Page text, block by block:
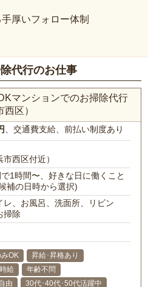
厚いフォロー体制
代行のお仕事
マンションでのお掃除代行
区）
、交通費支給、前払い制度あり
市西区付近）
1時間〜、好きな日に働くこと
補の日時から選択)
レ、お風呂、洗面所、リビン
掃除
OK
昇給･昇格あり
給
年齢不問
由 30代･40代･50代活躍中